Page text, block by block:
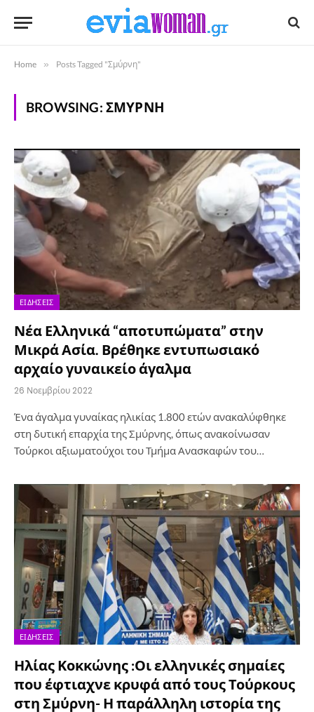
Home » Posts Tagged "Σμύρνη"
BROWSING: ΣΜΎΡΝΗ
ΕΙΔΉΣΕΙΣ
Νέα Ελληνικά “αποτυπώματα” στην
Μικρά Ασία. Βρέθηκε εντυπωσιακό
αρχαίο γυναικείο άγαλμα
26 Νοεμβρίου 2022
Ένα άγαλμα γυναίκας ηλικίας 1.800 ετών ανακαλύφθηκε
στη δυτική επαρχία της Σμύρνης, όπως ανακοίνωσαν
Τούρκοι αξιωματούχοι του Τμήμα Ανασκαφών του…
ΕΙΔΉΣΕΙΣ
Ηλίας Κοκκώνης :Οι ελληνικές σημαίες
που έφτιαχνε κρυφά από τους Τούρκους
στη Σμύρνη- Η παράλληλη ιστορία της